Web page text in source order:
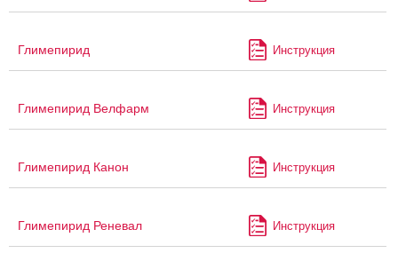
Глимепирид Инструкция
Глимепирид Велфарм Инструкция
Глимепирид Канон Инструкция
Глимепирид Реневал Инструкция